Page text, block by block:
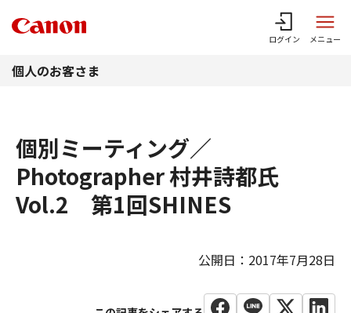
ログイン メニュー
個人のお客さま
個別ミーティング／
Photographer 村井詩都氏
Vol.2 第1回SHINES
公開日：2017年7月28日